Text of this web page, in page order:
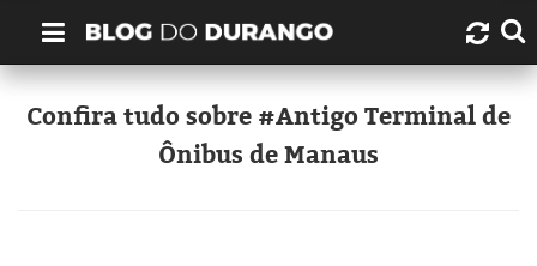
Quem é Durango Duarte?
Links úteis
Confira tudo sobre #Antigo Terminal de
Ônibus de Manaus